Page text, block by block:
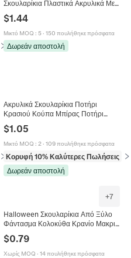
σε Σκουλαρίκια
Σκουλαρίκια Πλαστικά Ακρυλικά Με
Γάντζους Κράματος Λαμπερά Άγιος
Βασίλης Τάρανδος Χιονάνθρωπος
Κοσμήματα
$1.44
Μικτό MOQ : 5· 150 πουλήθηκε πρόσφατα
Δωρεάν αποστολή
σε Σκουλαρίκια
Ακρυλικά Σκουλαρίκια Ποτήρι
Κρασιού Κούπα Μπίρας Ποτήρι
Δημιουργικά Κοσμήματα Για
Γυναίκες Κορίτσια
$1.05
Μικτό MOQ : 2· 109 πουλήθηκε πρόσφατα
Κορυφή 10% Καλύτερες Πωλήσεις
Δωρεάν αποστολή
+7
Halloween Σκουλαρίκια Από Ξύλο
Φάντασμα Κολοκύθα Κρανίο Μακριά
Κρεμαστά Αστεία Καρτούν Αξεσουάρ
Πάρτι
$0.79
Χωρίς MOQ · 14 πουλήθηκε πρόσφατα